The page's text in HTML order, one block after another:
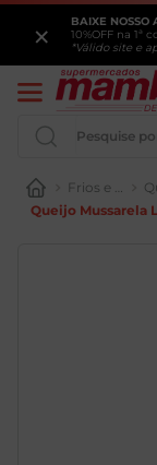
BAIXE NOSSO
10%OFF na 1ª
*Válido site e
×
Pesquise por
Frios e Laticínios
Queijo Mussarela
Iogurte